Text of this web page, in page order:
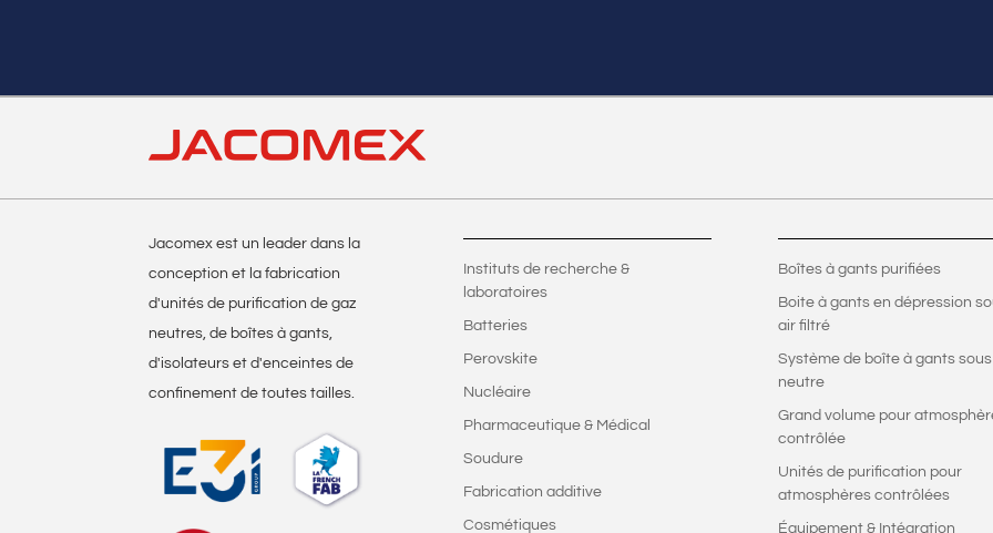
Jacomex est un leader dans la
conception et la fabrication
d'unités de purification de gaz
neutres, de boîtes à gants,
d'isolateurs et d'enceintes de
confinement de toutes tailles.
Instituts de recherche &
laboratoires
Batteries
Perovskite
Nucléaire
Pharmaceutique & Médical
Soudure
Fabrication additive
Cosmétiques
Boîtes à gants purifiées
Boite à gants en dépression
air filtré
Système de boîte à gants sous
neutre
Grand volume pour
contrôlée
Unités de purification pour
atmosphères contrôlées
Équipement & Intégration